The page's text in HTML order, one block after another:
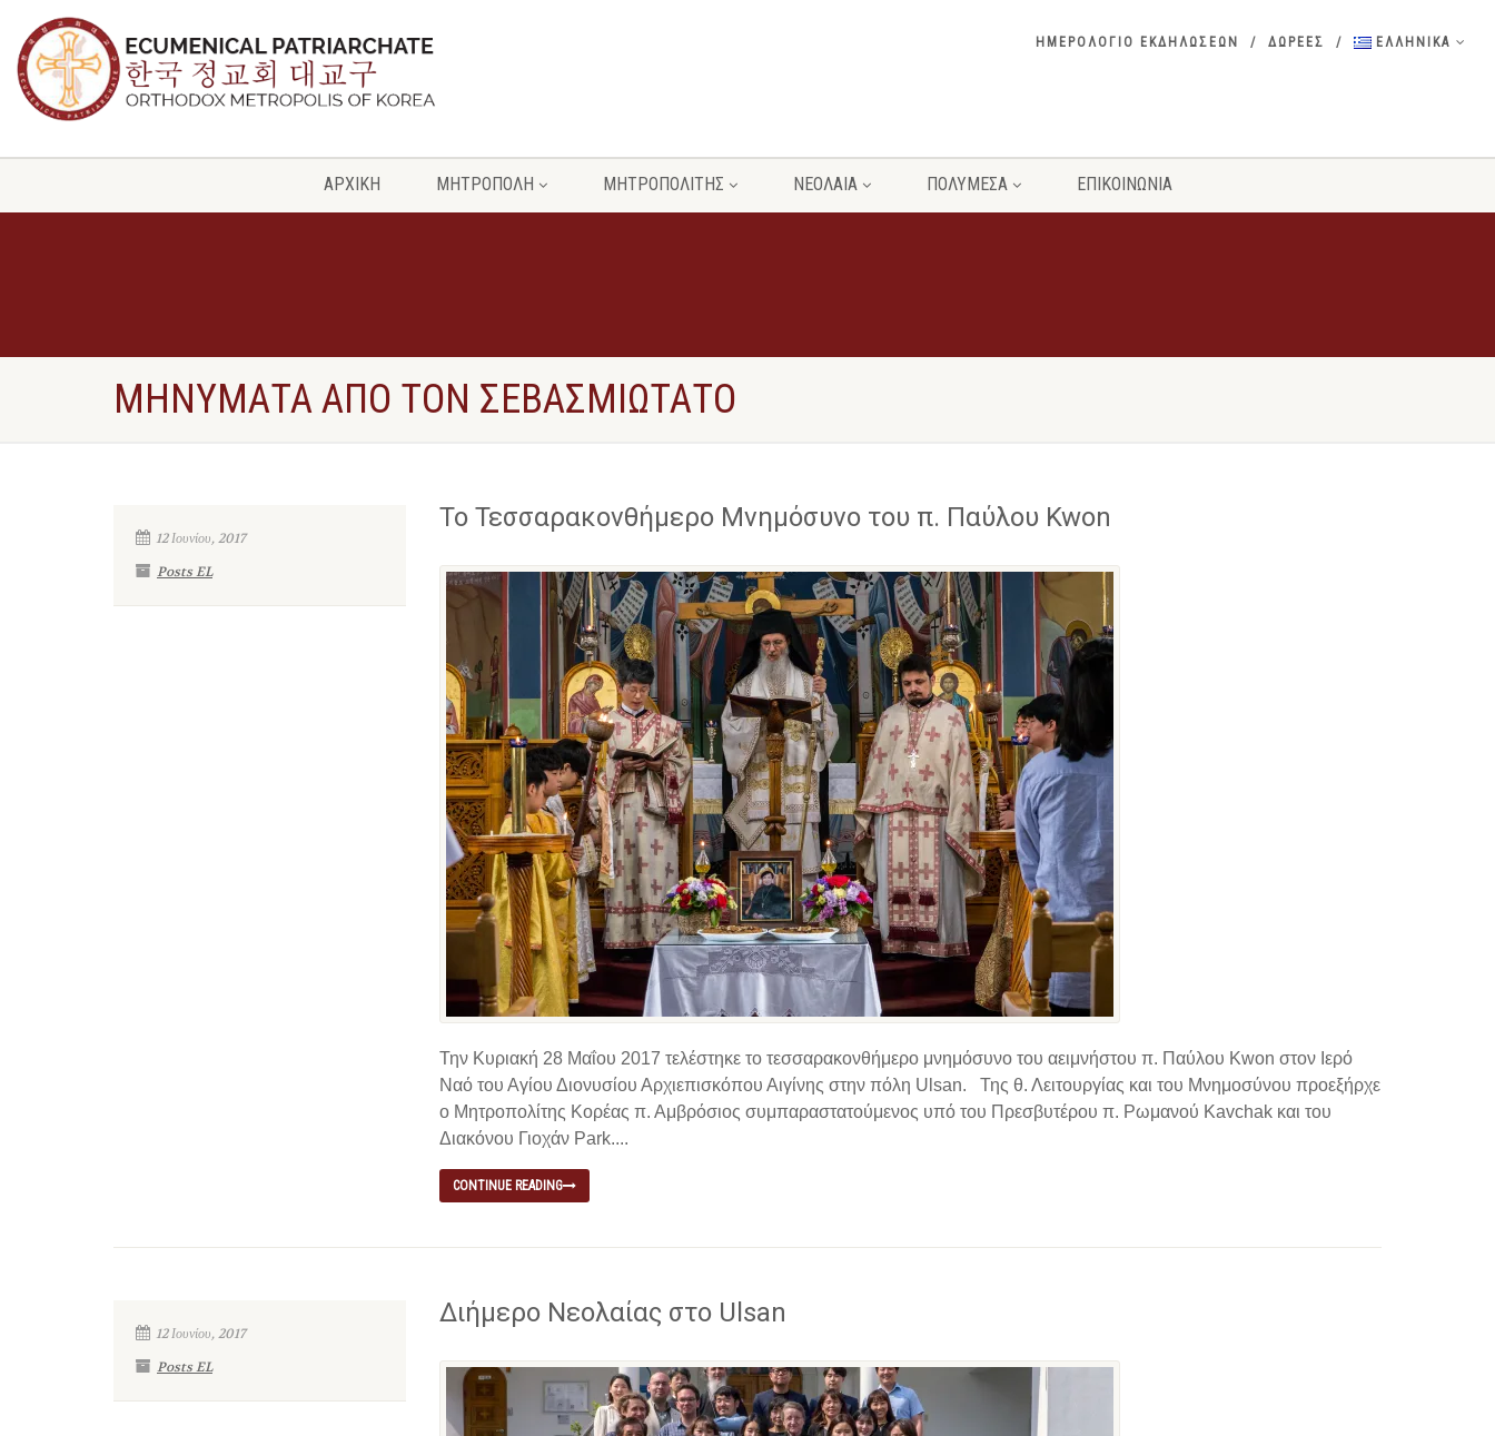
ΗΜΕΡΟΛΟΓΙΟ ΕΚΔΗΛΩΣΕΩΝ ΔΩΡΕΕΣ ΕΛΛΗΝΙΚΑ
ΑΡΧΙΚΗ ΜΗΤΡΟΠΟΛΗ ΜΗΤΡΟΠΟΛΙΤΗΣ ΝΕΟΛΑΙΑ ΠΟΛΥΜΕΣΑ ΕΠΙΚΟΙΝΩΝΙΑ
ΜΗΝΥΜΑΤΑ ΑΠΟ ΤΟΝ ΣΕΒΑΣΜΙΩΤΑΤΟ
12 Ιουνίου, 2017
Posts EL
Το Τεσσαρακονθήμερο Μνημόσυνο του π. Παύλου Kwon
Την Κυριακή 28 Μαΐου 2017 τελέστηκε το τεσσαρακονθήμερο μνημόσυνο του αειμνήστου π. Παύλου Kwon στον Ιερό
Ναό του Αγίου Διονυσίου Αρχιεπισκόπου Αιγίνης στην πόλη Ulsan. Της θ. Λειτουργίας και του Μνημοσύνου προεξήρχε
ο Μητροπολίτης Κορέας π. Αμβρόσιος συμπαραστατούμενος υπό του Πρεσβυτέρου π. Ρωμανού Kavchak και του
Διακόνου Γιοχάν Park....
CONTINUE READING
12 Ιουνίου, 2017
Posts EL
Διήμερο Νεολαίας στο Ulsan